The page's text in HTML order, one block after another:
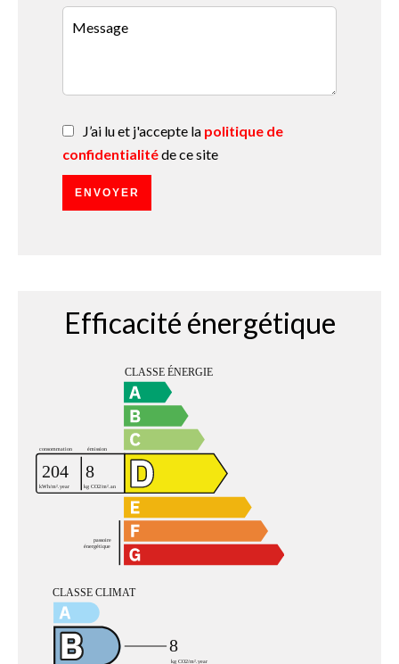
J’ai lu et j'accepte la politique de
confidentialitéde ce site
ENVOYER
Efficacité énergétique